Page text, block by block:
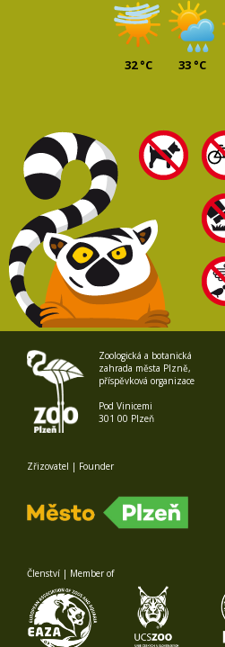
32 °C 33 °C
Zoologická a botanická
zahrada města Plzně,
příspěvková organizace
Pod Vinicemi
301 00 Plzeň
Zřizovatel | Founder
Členství | Member of